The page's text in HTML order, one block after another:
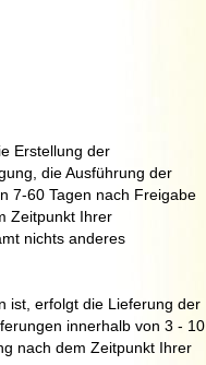
Erstellung der
die Ausführung der
7-60 Tagen nach Freigabe
Zeitpunkt Ihrer
nichts anderes
ist, erfolgt die Lieferung der
innerhalb von 3 - 10
nach dem Zeitpunkt Ihrer